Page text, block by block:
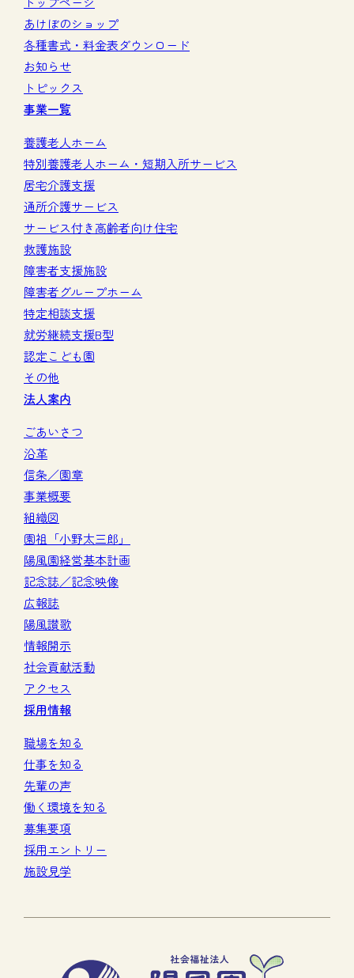
あけぼのショップ
各種書式・料金表ダウンロード
お知らせ
トピックス
事業一覧
養護老人ホーム
特別養護老人ホーム・短期入所サービス
居宅介護支援
通所介護サービス
サービス付き高齢者向け住宅
救護施設
障害者支援施設
障害者グループホーム
特定相談支援
就労継続支援B型
認定こども園
その他
法人案内
ごあいさつ
沿革
信条／園章
事業概要
組織図
園祖「小野太三郎」
陽風園経営基本計画
記念誌／記念映像
広報誌
陽風讃歌
情報開示
社会貢献活動
アクセス
採用情報
職場を知る
仕事を知る
先輩の声
働く環境を知る
募集要項
採用エントリー
施設見学